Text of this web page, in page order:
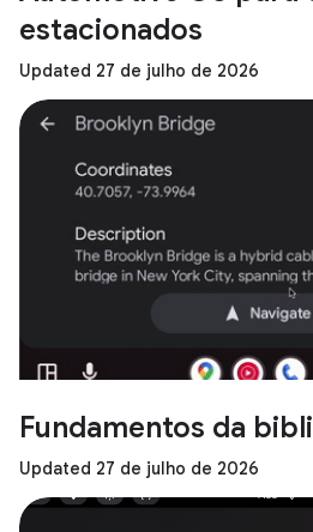
estacionados
Updated 27 de julho de 2026
Fundamentos da
Updated 27 de julho de 2026